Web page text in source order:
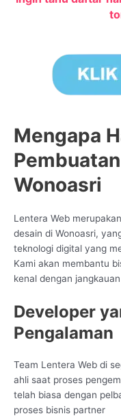
Mengapa
Wonoasri
Lentera Web
desain di Wonoasri,
teknologi digital yang
Kami akan membantu
kenal dengan
Developer
Pengalaman
Team Lentera Web di
ahli saat proses
telah biasa dengan
proses bisnis partner